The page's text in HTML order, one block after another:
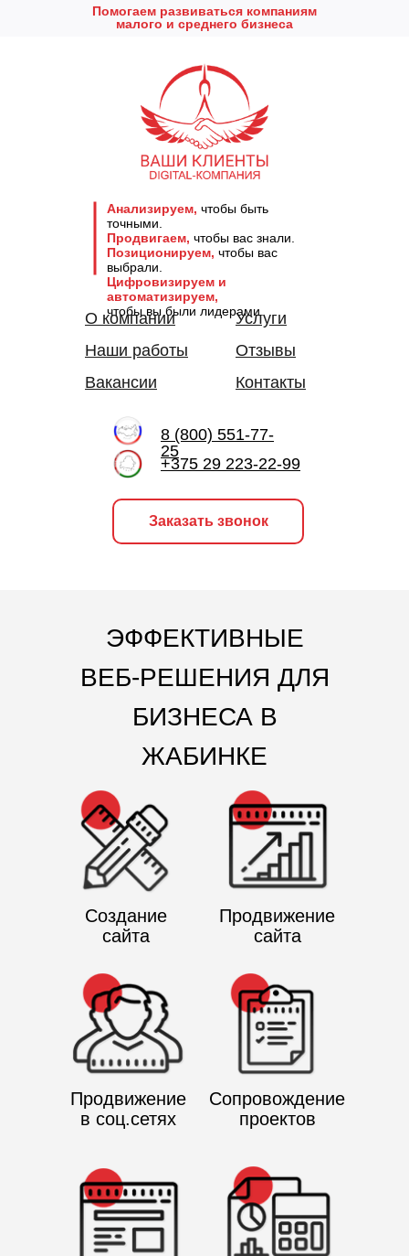
Заказать звонок
Анализируем, чтобы быть
точными.
Продвигаем, чтобы вас знали.
Позиционируем, чтобы вас
выбрали.
Цифровизируем и
автоматизируем,
чтобы вы были лидерами.
Помогаем развиваться компаниям
малого и среднего бизнеса
О компании
Наши работы
Отзывы
Услуги
Вакансии Контакты
8 (800) 551-77-
25
+375 29 223-22-99
Создание
сайта
Продвижение
сайта
Продвижение
в соц.сетях
Сопровождение
проектов
ЭФФЕКТИВНЫЕ
ВЕБ-РЕШЕНИЯ ДЛЯ
БИЗНЕСА В
ЖАБИНКЕ